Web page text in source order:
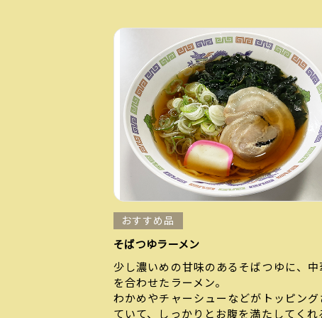
おすすめ品
そばつゆラーメン
少し濃いめの甘味のあるそばつゆに、中
を合わせたラーメン。
わかめやチャーシューなどがトッピング
ていて、しっかりとお腹を満たしてくれ